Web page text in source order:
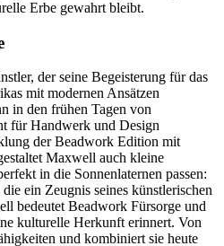
Erbe gewahrt bleibt.
der seine Begeisterung für das
mit modernen Ansätzen
in den frühen Tagen von
für Handwerk und Design
der Beadwork Edition mit
Maxwell auch kleine
in die Sonnenlaternen passen:
ein Zeugnis seines künstlerischen
bedeutet Beadwork Fürsorge und
kulturelle Herkunft erinnert. Von
und kombiniert sie heute